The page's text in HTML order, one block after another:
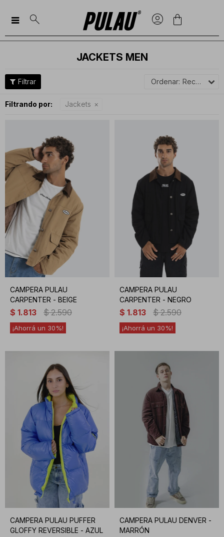

JACKETS MEN
Recomendados
Filtrando por: Jackets
CAMPERA PULAU
CARPENTER - BEIGE
$ 1.813 $ 2.590
30
CAMPERA PULAU
CARPENTER - NEGRO
$ 1.813 $ 2.590
30
CAMPERA PULAU PUFFER
GLOFFY REVERSIBLE - AZUL
CAMPERA PULAU DENVER -
MARRÓN